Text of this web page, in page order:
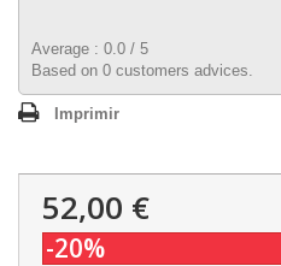
Average : 0.0 / 5
Based on 0 customers advices.
Imprimir
52,00 €
-20%